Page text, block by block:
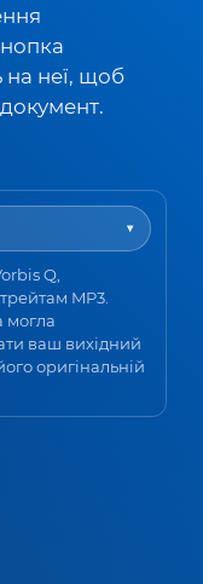
на неї, щоб
▾
Q,
MP3.
могла
ваш вихідний
оригінальній